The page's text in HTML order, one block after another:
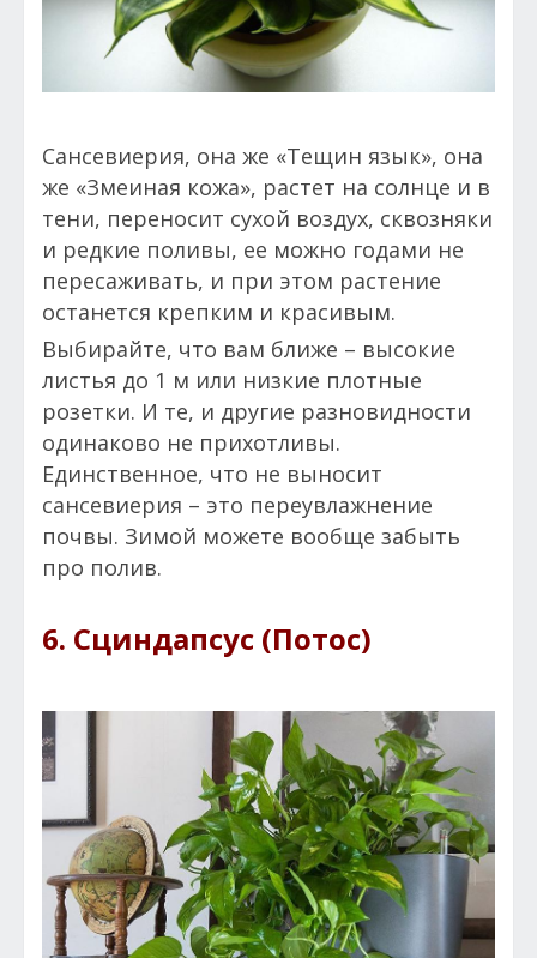
Сансевиерия, она же «Тещин язык», она
же «Змеиная кожа», растет на солнце и в
тени, переносит сухой воздух, сквозняки
и редкие поливы, ее можно годами не
пересаживать, и при этом растение
останется крепким и красивым.
Выбирайте, что вам ближе – высокие
листья до 1 м или низкие плотные
розетки. И те, и другие разновидности
одинаково не прихотливы.
Единственное, что не выносит
сансевиерия – это переувлажнение
почвы. Зимой можете вообще забыть
про полив.
6. Сциндапсус (Потос)